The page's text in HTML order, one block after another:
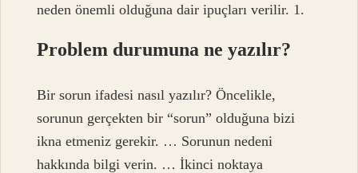
neden önemli olduğuna dair ipuçları verilir. 1.
Problem durumuna ne yazılır?
Bir sorun ifadesi nasıl yazılır? Öncelikle,
sorunun gerçekten bir “sorun” olduğuna bizi
ikna etmeniz gerekir. … Sorunun nedeni
hakkında bilgi verin. … İkinci noktaya